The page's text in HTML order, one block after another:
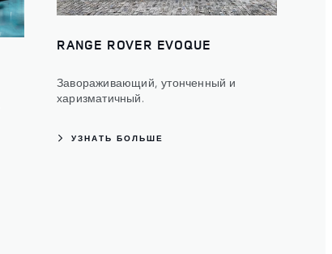
RANGE ROVER EVOQUE
Завораживающий, утонченный и
харизматичный.
УЗНАТЬ БОЛЬШЕ